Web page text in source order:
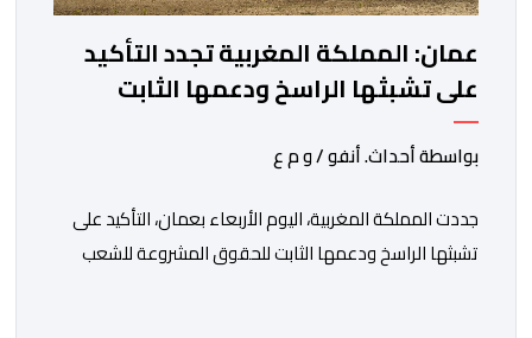
عمان: المملكة المغربية تجدد التأكيد
على تشبثها الراسخ ودعمها الثابت
للحقوق المشروعة للشعب الفلسطيني
الشقيق
بواسطة أحداث. أنفو / و م ع
جددت المملكة المغربية، اليوم الأربعاء بعمان، التأكيد على
تشبثها الراسخ ودعمها الثابت للحقوق المشروعة للشعب